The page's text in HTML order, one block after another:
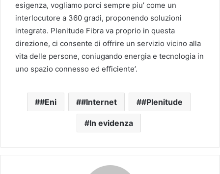
esigenza, vogliamo porci sempre piu’ come un
interlocutore a 360 gradi, proponendo soluzioni
integrate. Plenitude Fibra va proprio in questa
direzione, ci consente di offrire un servizio vicino alla
vita delle persone, coniugando energia e tecnologia in
uno spazio connesso ed efficiente’.
#Eni #Internet #Plenitude
In evidenza